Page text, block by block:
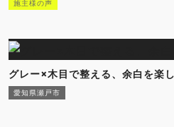
施主様の声
グレー×木目で整える、余白を楽
愛知県瀬戸市